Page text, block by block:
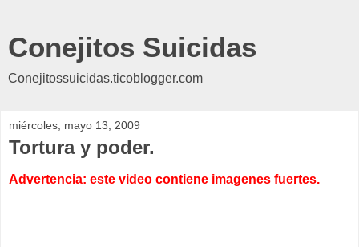
Conejitos Suicidas
Conejitossuicidas.ticoblogger.com
miércoles, mayo 13, 2009
Tortura y poder.
Advertencia: este video contiene imagenes fuertes.